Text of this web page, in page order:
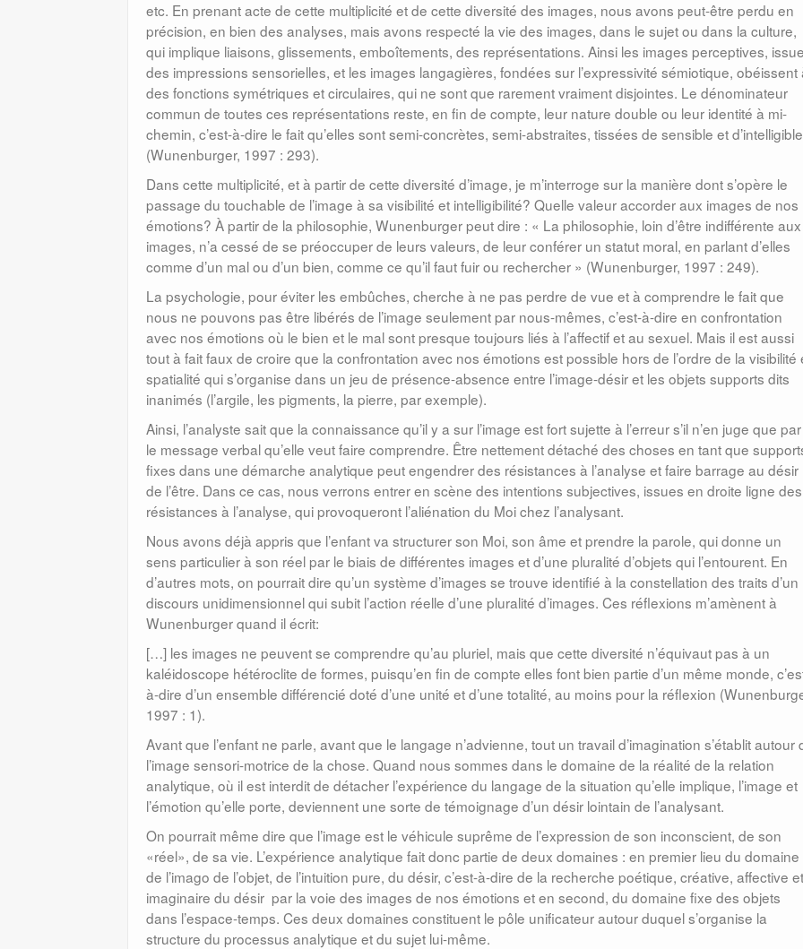
etc. En prenant acte de cette multiplicité et de cette diversité des images, nous avons peut-être perdu en
précision, en bien des analyses, mais avons respecté la vie des images, dans le sujet ou dans la culture,
qui implique liaisons, glissements, emboîtements, des représentations. Ainsi les images perceptives,
des impressions sensorielles, et les images langagières, fondées sur l’expressivité sémiotique, obéissent
des fonctions symétriques et circulaires, qui ne sont que rarement vraiment disjointes. Le dénominateur
commun de toutes ces représentations reste, en fin de compte, leur nature double ou leur identité à mi-
chemin, c’est-à-dire le fait qu’elles sont semi-concrètes, semi-abstraites, tissées de sensible et d’intelligible
(Wunenburger, 1997 : 293).
Dans cette multiplicité, et à partir de cette diversité d’image, je m’interroge sur la manière dont s’opère le
passage du touchable de l’image à sa visibilité et intelligibilité? Quelle valeur accorder aux images de nos
émotions? À partir de la philosophie, Wunenburger peut dire : « La philosophie, loin d’être indifférente aux
images, n’a cessé de se préoccuper de leurs valeurs, de leur conférer un statut moral, en parlant d’elles
comme d’un mal ou d’un bien, comme ce qu’il faut fuir ou rechercher » (Wunenburger, 1997 : 249).
La psychologie, pour éviter les embûches, cherche à ne pas perdre de vue et à comprendre le fait que
nous ne pouvons pas être libérés de l’image seulement par nous-mêmes, c’est-à-dire en confrontation
avec nos émotions où le bien et le mal sont presque toujours liés à l’affectif et au sexuel. Mais il est aussi
tout à fait faux de croire que la confrontation avec nos émotions est possible hors de l’ordre de la visibilité
spatialité qui s’organise dans un jeu de présence-absence entre l’image-désir et les objets supports dits
inanimés (l’argile, les pigments, la pierre, par exemple).
Ainsi, l’analyste sait que la connaissance qu’il y a sur l’image est fort sujette à l’erreur s’il n’en juge que par
le message verbal qu’elle veut faire comprendre. Être nettement détaché des choses en tant que
fixes dans une démarche analytique peut engendrer des résistances à l’analyse et faire barrage au désir
de l’être. Dans ce cas, nous verrons entrer en scène des intentions subjectives, issues en droite ligne des
résistances à l’analyse, qui provoqueront l’aliénation du Moi chez l’analysant.
Nous avons déjà appris que l’enfant va structurer son Moi, son âme et prendre la parole, qui donne un
sens particulier à son réel par le biais de différentes images et d’une pluralité d’objets qui l’entourent. En
d’autres mots, on pourrait dire qu’un système d’images se trouve identifié à la constellation des traits d’un
discours unidimensionnel qui subit l’action réelle d’une pluralité d’images. Ces réflexions m’amènent à
Wunenburger quand il écrit:
[…] les images ne peuvent se comprendre qu’au pluriel, mais que cette diversité n’équivaut pas à un
kaléidoscope hétéroclite de formes, puisqu’en fin de compte elles font bien partie d’un même monde,
à-dire d’un ensemble différencié doté d’une unité et d’une totalité, au moins pour la réflexion
1997 : 1).
Avant que l’enfant ne parle, avant que le langage n’advienne, tout un travail d’imagination s’établit autour
l’image sensori-motrice de la chose. Quand nous sommes dans le domaine de la réalité de la relation
analytique, où il est interdit de détacher l’expérience du langage de la situation qu’elle implique, l’image et
l’émotion qu’elle porte, deviennent une sorte de témoignage d’un désir lointain de l’analysant.
On pourrait même dire que l’image est le véhicule suprême de l’expression de son inconscient, de son
«réel», de sa vie. L’expérience analytique fait donc partie de deux domaines : en premier lieu du domaine
de l’imago de l’objet, de l’intuition pure, du désir, c’est-à-dire de la recherche poétique, créative, affective et
imaginaire du désir par la voie des images de nos émotions et en second, du domaine fixe des objets
dans l’espace-temps. Ces deux domaines constituent le pôle unificateur autour duquel s’organise la
structure du processus analytique et du sujet lui-même.